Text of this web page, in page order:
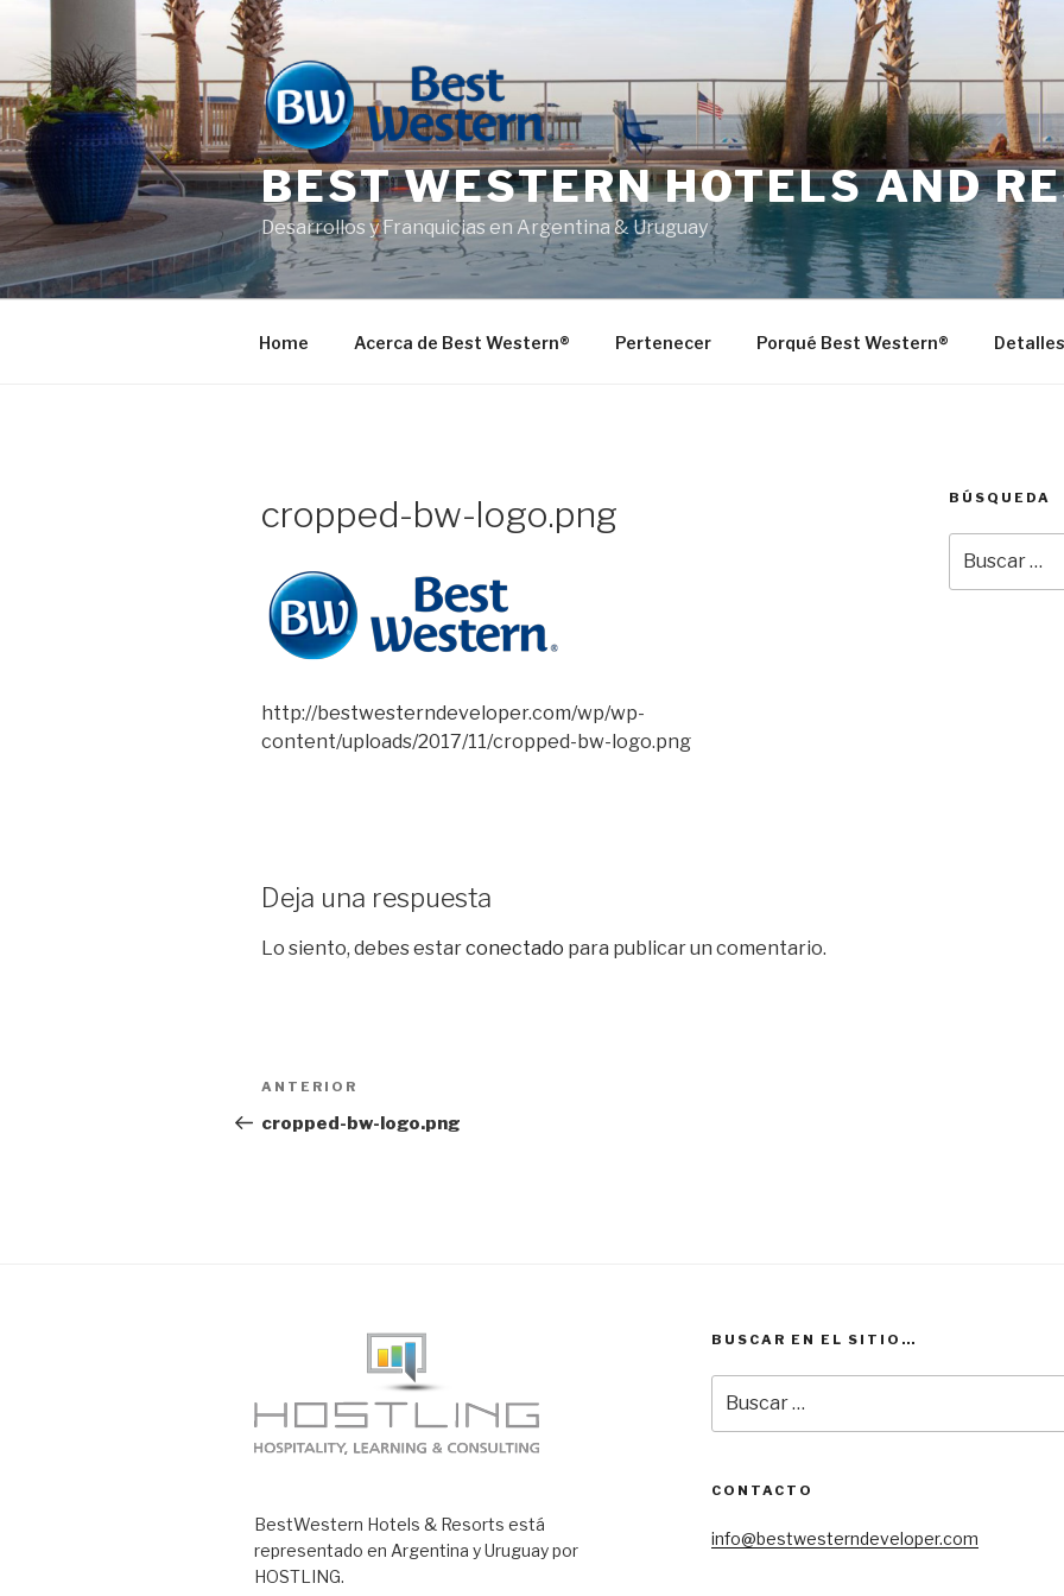
contenido
BEST WESTERN HOTELS AND
Desarrollos y Franquicias en Argentina & Uruguay
Home Acerca de Best Western® Pertenecer Porqué Best Western®
cropped-bw-logo.png
http://bestwesterndeveloper.com/wp/wp-
content/uploads/2017/11/cropped-bw-logo.png
Deja una respuesta
Lo siento, debes estarconectado para publicar un comentario.
Navegación
de
Entrada
anterior:
ANTERIOR
cropped-bw-logo.png
BÚSQUEDA
por:
BestWestern Hotels & Resorts está
representado en Argentina y Uruguay por
HOSTLING.
BUSCAR EN EL SITIO…
por:
CONTACTO
info@bestwesterndeveloper.com